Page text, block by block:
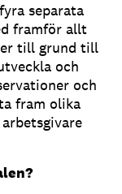
separata
framför allt
till grund till
och
och
fram olika